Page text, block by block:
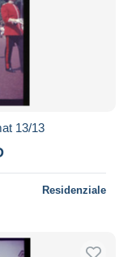
13/13
Residenziale